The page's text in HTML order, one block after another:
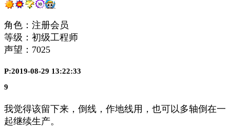
角色：注册会员
等级：初级工程师
声望： 7025
P:2019-08-29 13:22:33
9
我觉得该留下来，倒线，作地线用，也可以多轴倒在一
起继续生产。